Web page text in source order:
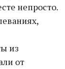
непросто.
из
от